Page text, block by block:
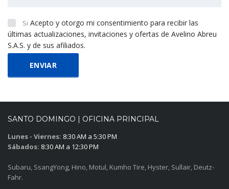
Si Acepto y otorgo mi consentimiento para recibir las
últimas actualizaciones, invitaciones y ofertas de Avelino Abreu
S.A.S. y de sus afiliados.
SANTO DOMINGO | OFICINA PRINCIPAL
Lunes - Viernes: 8:30 AM a 5:30 PM
Sábados: 8:30 AM a 12:30 PM
Subaru, SsangYong, Hino, Motul, Kumho Tire, Hyster, Sullair, Deutz-
Fahr.